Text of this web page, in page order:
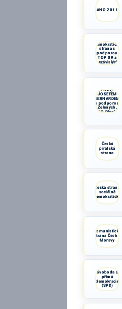
ANO 2011
demokratická
strana s
podporou
TOP 09 a
nezávislých
starostů
(STAN) s
JOSEFEM
BERNARDEM
a podporou
Zelených,
PRO Plzeň a
Česká
pirátská
strana
Česká strana
sociálně
demokratická
Komunistická
strana Čech a
Moravy
Svoboda a
přímá
demokracie
(SPD)